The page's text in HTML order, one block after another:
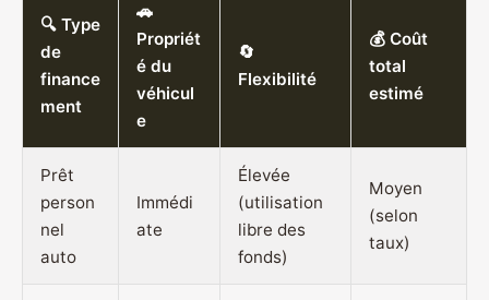
🔍 Type
de
finance
ment
🚗
Propriét
é du
véhicul
e
🔄
Flexibilité
💰 Coût
total
estimé
Prêt
person
nel
auto
Immédi
ate
Élevée
(utilisation
libre des
fonds)
Moyen
(selon
taux)